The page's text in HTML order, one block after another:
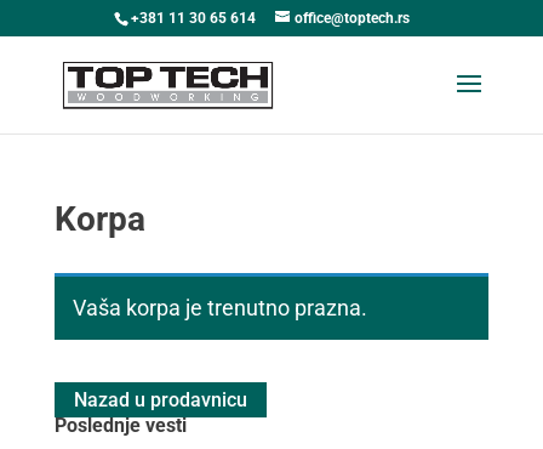
+381 11 30 65 614 office@toptech.rs
Korpa
Vaša korpa je trenutno prazna.
Nazad u prodavnicu
Poslednje vesti